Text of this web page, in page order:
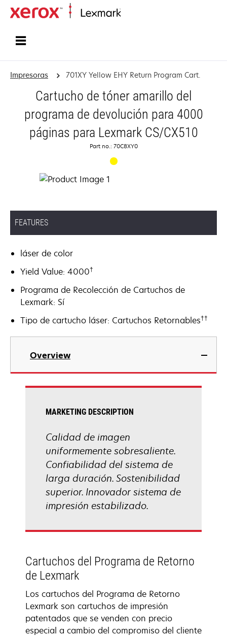
Impresoras 701XY Yellow EHY Return Program Cart.
Cartucho de tóner amarillo del
programa de devolución para 4000
páginas para Lexmark CS/CX510
Part no.: 70C8XY0
FEATURES
láser de color
Yield Value: 4000†
Programa de Recolección de Cartuchos de
Lexmark: Sí
Tipo de cartucho láser: Cartuchos Retornables††
Overview
MARKETING DESCRIPTION
Calidad de imagen
uniformemente sobresaliente.
Confiabilidad del sistema de
larga duración. Sostenibilidad
superior. Innovador sistema de
impresión estabilizado.
Cartuchos del Programa de Retorno
de Lexmark
Los cartuchos del Programa de Retorno
Lexmark son cartuchos de impresión
patentados que se venden con precio
especial a cambio del compromiso del cliente